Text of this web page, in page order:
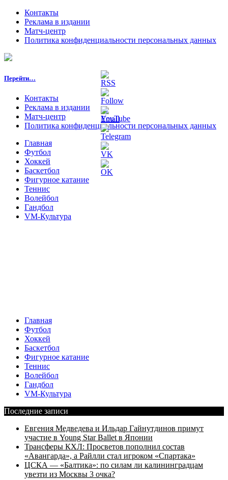
Контакты
Реклама в издании
Матч-центр
Политика конфиденциальности персональных данных
Перейти…
Контакты
Реклама в издании
Матч-центр
Политика конфиденциальности персональных данных
Главная
Футбол
Хоккей
Баскетбол
Фигурное катание
Теннис
Волейбол
Гандбол
VM-Культура
Главная
Футбол
Хоккей
Баскетбол
Фигурное катание
Теннис
Волейбол
Гандбол
VM-Культура
Последние записи
Евгения Медведева и Ильдар Гайнутдинов примут
участие в Young Star Ballet в Японии
Трансферы КХЛ: Просветов пополнил состав
«Авангарда», а Райлли стал игроком «Спартака»
ЦСКА — «Балтика»: по силам ли калининградцам
увезти из Москвы 3 очка?